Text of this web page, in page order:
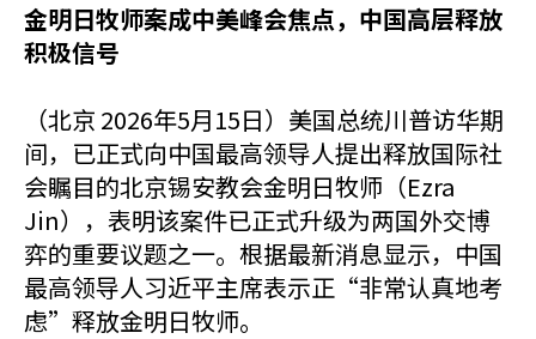
金明日牧师案成中美峰会焦点，中国高层释放
积极信号
（北京 2026年5月15日）美国总统川普访华期
间，已正式向中国最高领导人提出释放国际社
会瞩目的北京锡安教会金明日牧师（Ezra
Jin），表明该案件已正式升级为两国外交博
弈的重要议题之一。根据最新消息显示，中国
最高领导人习近平主席表示正“非常认真地考
虑”释放金明日牧师。